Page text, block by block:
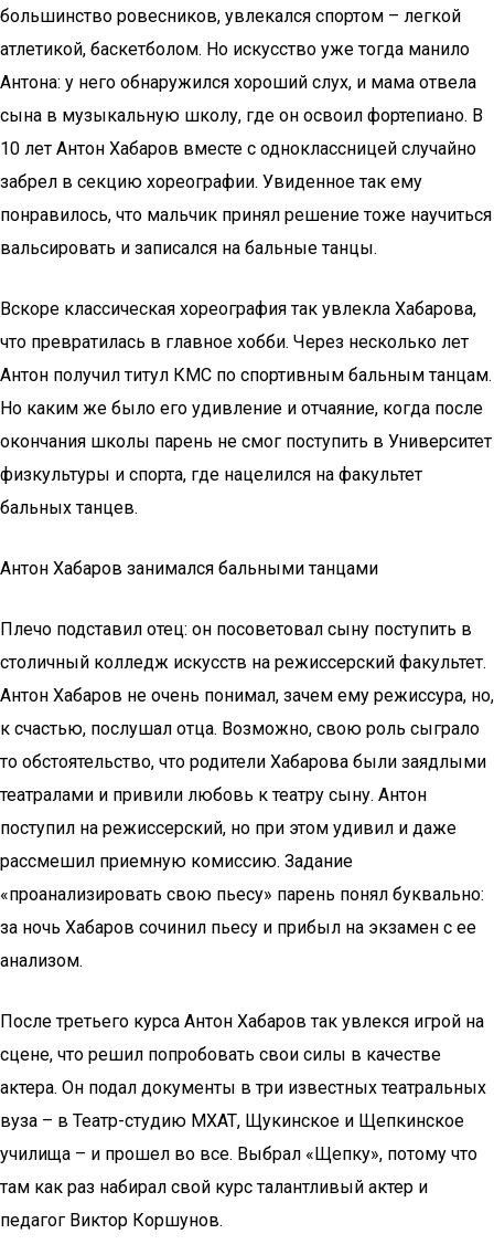
большинство ровесников, увлекался спортом – легкой
атлетикой, баскетболом. Но искусство уже тогда манило
Антона: у него обнаружился хороший слух, и мама отвела
сына в музыкальную школу, где он освоил фортепиано. В
10 лет Антон Хабаров вместе с одноклассницей случайно
забрел в секцию хореографии. Увиденное так ему
понравилось, что мальчик принял решение тоже научиться
вальсировать и записался на бальные танцы.
Вскоре классическая хореография так увлекла Хабарова,
что превратилась в главное хобби. Через несколько лет
Антон получил титул КМС по спортивным бальным танцам.
Но каким же было его удивление и отчаяние, когда после
окончания школы парень не смог поступить в Университет
физкультуры и спорта, где нацелился на факультет
бальных танцев.
Антон Хабаров занимался бальными танцами
Плечо подставил отец: он посоветовал сыну поступить в
столичный колледж искусств на режиссерский факультет.
Антон Хабаров не очень понимал, зачем ему режиссура, но,
к счастью, послушал отца. Возможно, свою роль сыграло
то обстоятельство, что родители Хабарова были заядлыми
театралами и привили любовь к театру сыну. Антон
поступил на режиссерский, но при этом удивил и даже
рассмешил приемную комиссию. Задание
«проанализировать свою пьесу» парень понял буквально:
за ночь Хабаров сочинил пьесу и прибыл на экзамен с ее
анализом.
После третьего курса Антон Хабаров так увлекся игрой на
сцене, что решил попробовать свои силы в качестве
актера. Он подал документы в три известных театральных
вуза – в Театр-студию МХАТ, Щукинское и Щепкинское
училища – и прошел во все. Выбрал «Щепку», потому что
там как раз набирал свой курс талантливый актер и
педагог Виктор Коршунов.